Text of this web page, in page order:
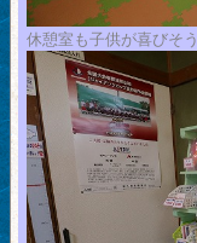
休憩室も子供が喜びそう